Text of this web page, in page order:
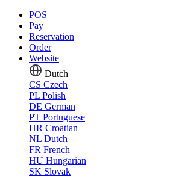
POS
Pay
Reservation
Order
Website
Dutch
CS Czech
PL Polish
DE German
PT Portuguese
HR Croatian
NL Dutch
FR French
HU Hungarian
SK Slovak